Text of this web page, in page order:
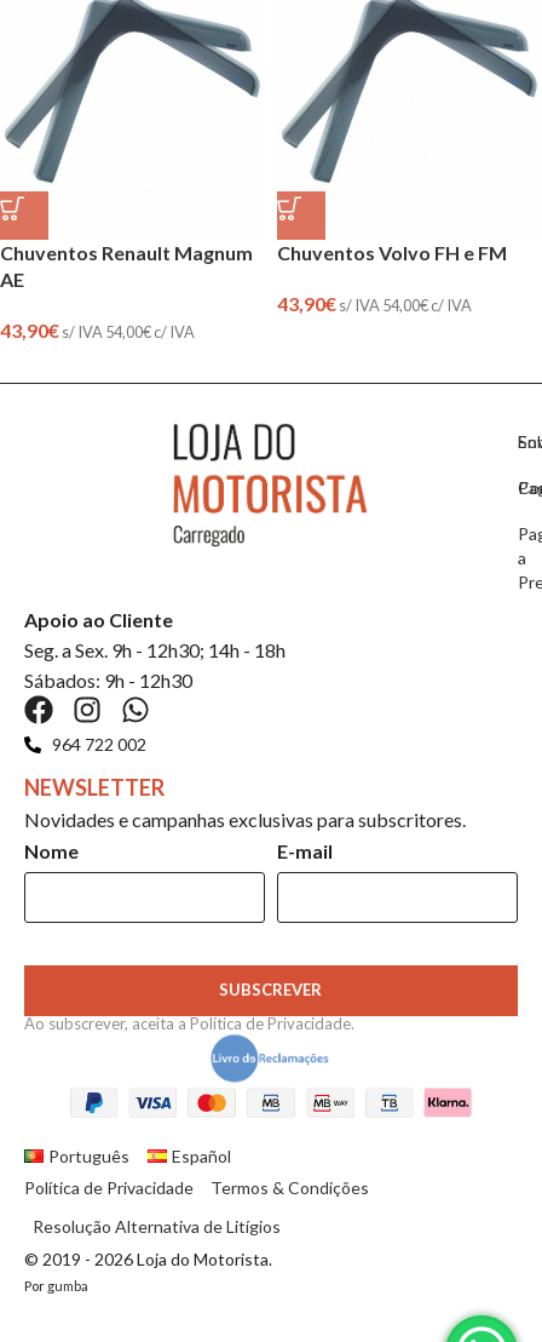
Chuventos Renault Magnum
AE
43,90€s/ IVA 54,00€c/ IVA
Chuventos Volvo FH e FM
43,90€s/ IVA 54,00€c/ IVA
a
Apoio ao Cliente
Seg. a Sex. 9h - 12h30; 14h - 18h
Sábados: 9h - 12h30
964 722 002
NEWSLETTER
Novidades e campanhas exclusivas para subscritores.
Nome
E-mail
SUBSCREVER
Ao subscrever, aceita a Política de Privacidade.
© 2019 - 2026 Loja do Motorista.
Por gumba
Português
Español
Política de Privacidade
Termos & Condições
Resolução Alternativa de Litígios